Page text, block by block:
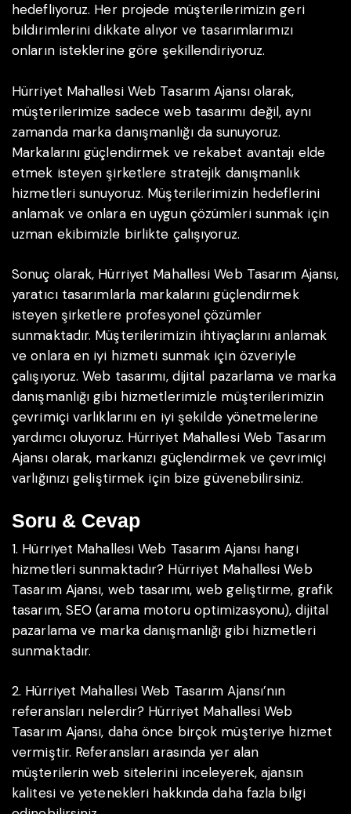
hedefliyoruz. Her projede müşterilerimizin geri
bildirimlerini dikkate alıyor ve tasarımlarımızı
onların isteklerine göre şekillendiriyoruz.
Hürriyet Mahallesi Web Tasarım Ajansı olarak,
müşterilerimize sadece web tasarımı değil, aynı
zamanda marka danışmanlığı da sunuyoruz.
Markalarını güçlendirmek ve rekabet avantajı elde
etmek isteyen şirketlere stratejik danışmanlık
hizmetleri sunuyoruz. Müşterilerimizin hedeflerini
anlamak ve onlara en uygun çözümleri sunmak için
uzman ekibimizle birlikte çalışıyoruz.
Sonuç olarak, Hürriyet Mahallesi Web Tasarım Ajansı,
yaratıcı tasarımlarla markalarını güçlendirmek
isteyen şirketlere profesyonel çözümler
sunmaktadır. Müşterilerimizin ihtiyaçlarını anlamak
ve onlara en iyi hizmeti sunmak için özveriyle
çalışıyoruz. Web tasarımı, dijital pazarlama ve marka
danışmanlığı gibi hizmetlerimizle müşterilerimizin
çevrimiçi varlıklarını en iyi şekilde yönetmelerine
yardımcı oluyoruz. Hürriyet Mahallesi Web Tasarım
Ajansı olarak, markanızı güçlendirmek ve çevrimiçi
varlığınızı geliştirmek için bize güvenebilirsiniz.
Soru & Cevap
1. Hürriyet Mahallesi Web Tasarım Ajansı hangi
hizmetleri sunmaktadır? Hürriyet Mahallesi Web
Tasarım Ajansı, web tasarımı, web geliştirme, grafik
tasarım, SEO (arama motoru optimizasyonu), dijital
pazarlama ve marka danışmanlığı gibi hizmetleri
sunmaktadır.
2. Hürriyet Mahallesi Web Tasarım Ajansı’nın
referansları nelerdir? Hürriyet Mahallesi Web
Tasarım Ajansı, daha önce birçok müşteriye hizmet
vermiştir. Referansları arasında yer alan
müşterilerin web sitelerini inceleyerek, ajansın
kalitesi ve yetenekleri hakkında daha fazla bilgi